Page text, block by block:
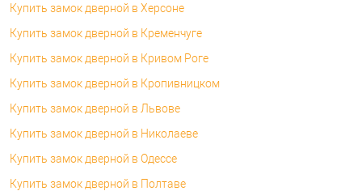
Купить замок дверной в Херсоне
Купить замок дверной в Кременчуге
Купить замок дверной в Кривом Роге
Купить замок дверной в Кропивницком
Купить замок дверной в Львове
Купить замок дверной в Николаеве
Купить замок дверной в Одессе
Купить замок дверной в Полтаве